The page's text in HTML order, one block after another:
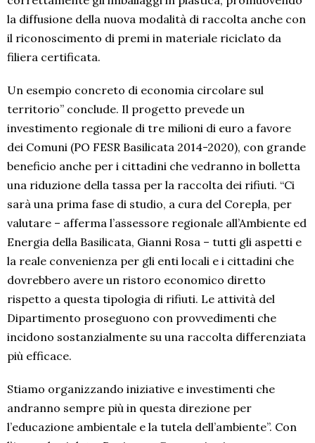
la diffusione della nuova modalità di raccolta anche con
il riconoscimento di premi in materiale riciclato da
filiera certificata.
Un esempio concreto di economia circolare sul
territorio” conclude. Il progetto prevede un
investimento regionale di tre milioni di euro a favore
dei Comuni (PO FESR Basilicata 2014-2020), con grande
beneficio anche per i cittadini che vedranno in bolletta
una riduzione della tassa per la raccolta dei rifiuti. “Ci
sarà una prima fase di studio, a cura del Corepla, per
valutare – afferma l’assessore regionale all’Ambiente ed
Energia della Basilicata, Gianni Rosa – tutti gli aspetti e
la reale convenienza per gli enti locali e i cittadini che
dovrebbero avere un ristoro economico diretto
rispetto a questa tipologia di rifiuti. Le attività del
Dipartimento proseguono con provvedimenti che
incidono sostanzialmente su una raccolta differenziata
più efficace.
Stiamo organizzando iniziative e investimenti che
andranno sempre più in questa direzione per
l’educazione ambientale e la tutela dell’ambiente”. Con